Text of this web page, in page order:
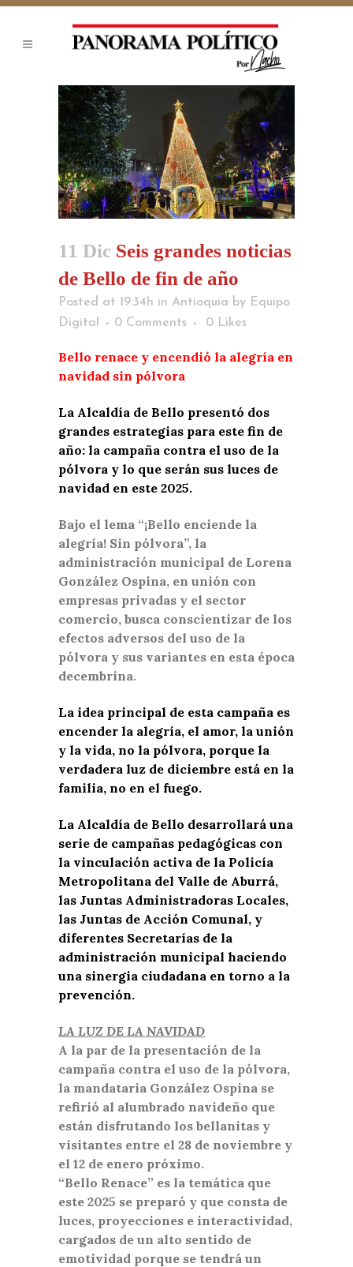
11 Dic Seis grandes noticias
de Bello de fin de año
Posted at 19:34h in Antioquia by Equipo
Digital
0 Comments 0 Likes
Bello renace y encendió la alegría en
navidad sin pólvora
La Alcaldía de Bello presentó dos
grandes estrategias para este fin de
año: la campaña contra el uso de la
pólvora y lo que serán sus luces de
navidad en este 2025.
Bajo el lema “¡Bello enciende la
alegría! Sin pólvora”, la
administración municipal de Lorena
González Ospina, en unión con
empresas privadas y el sector
comercio, busca conscientizar de los
efectos adversos del uso de la
pólvora y sus variantes en esta época
decembrina.
La idea principal de esta campaña es
encender la alegría, el amor, la unión
y la vida, no la pólvora, porque la
verdadera luz de diciembre está en la
familia, no en el fuego.
La Alcaldía de Bello desarrollará una
serie de campañas pedagógicas con
la vinculación activa de la Policía
Metropolitana del Valle de Aburrá,
las Juntas Administradoras Locales,
las Juntas de Acción Comunal, y
diferentes Secretarías de la
administración municipal haciendo
una sinergia ciudadana en torno a la
prevención.
LA LUZ DE LA NAVIDAD
A la par de la presentación de la
campaña contra el uso de la pólvora,
la mandataria González Ospina se
refirió al alumbrado navideño que
están disfrutando los bellanitas y
visitantes entre el 28 de noviembre y
el 12 de enero próximo.
“Bello Renace” es la temática que
este 2025 se preparó y que consta de
luces, proyecciones e interactividad,
cargados de un alto sentido de
emotividad porque se tendrá un